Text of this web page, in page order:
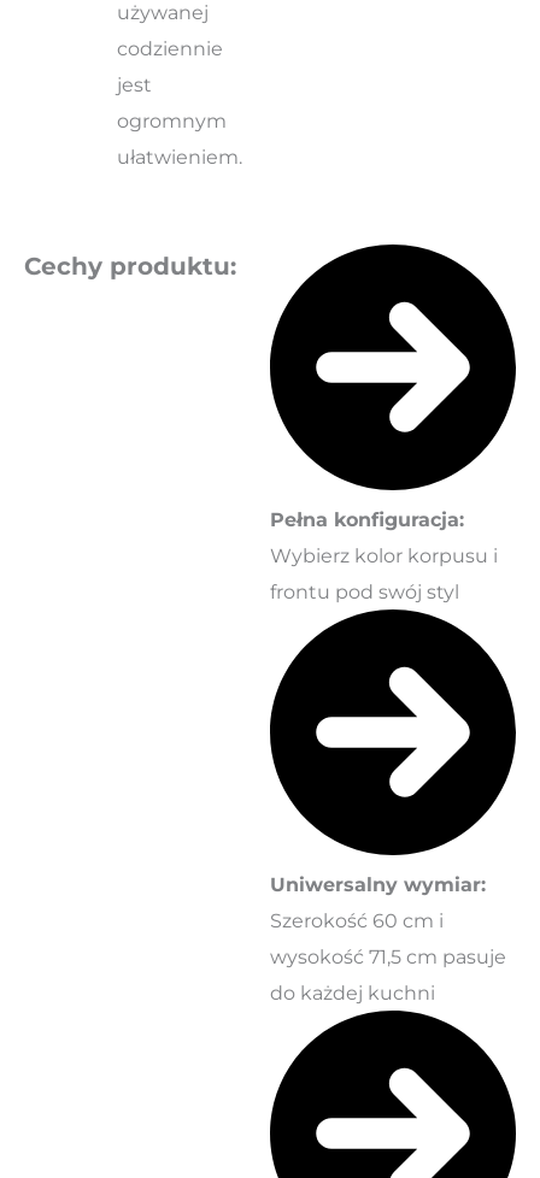
używanej
codziennie
jest
ogromnym
ułatwieniem.
Cechy produktu:
Pełna konfiguracja:
Wybierz kolor korpusu i
frontu pod swój styl
Uniwersalny wymiar:
Szerokość 60 cm i
wysokość 71,5 cm pasuje
do każdej kuchni